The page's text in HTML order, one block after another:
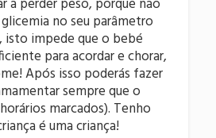
no seu parâmetro
isto impede que o bebé
para acordar e chorar,
Após isso poderás fazer
sempre que o
marcados). Tenho
é uma criança!